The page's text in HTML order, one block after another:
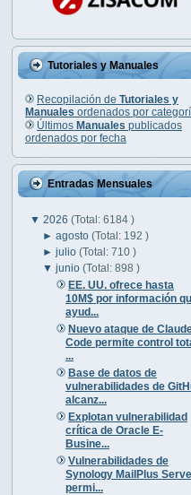
Tutoriales y Manuales
Recopilación de Tutoriales y
Manuales ordenados por
Últimos Manuales publicados
ordenados por fecha
Entradas Mensuales
▼ 2026 (Total: 6184 )
►agosto(Total: 192 )
►julio(Total: 710 )
▼junio(Total: 898 )
EE. UU. ofrece hasta
10M$ por información
ayud...
Nuevo ataque de
Code permite control
...
Base de datos de
vulnerabilidades de
alcanz...
Explotan vulnerabilidad
crítica de Oracle E-
Busine...
Vulnerabilidades de
Synology MailPlus
permi...